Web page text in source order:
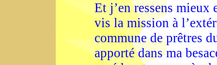
Et j’en ressens mieux
vis la mission à
commune de prêtres
apporté dans ma